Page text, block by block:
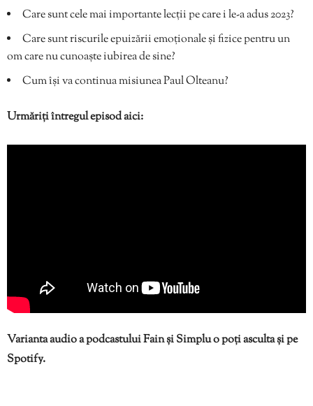
Care sunt cele mai importante lecții pe care i le-a adus 2023?
Care sunt riscurile epuizării emoționale și fizice pentru un
om care nu cunoaște iubirea de sine?
Cum își va continua misiunea Paul Olteanu?
Urmăriți întregul episod aici:
Varianta audio a podcastului Fain și Simplu o poți asculta și pe
Spotify.